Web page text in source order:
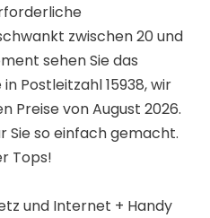
zwischen 20 und
sehen Sie das
Postleitzahl 15938, wir
Preise von August 2026.
Sie so einfach gemacht.
Tops!
und Internet + Handy